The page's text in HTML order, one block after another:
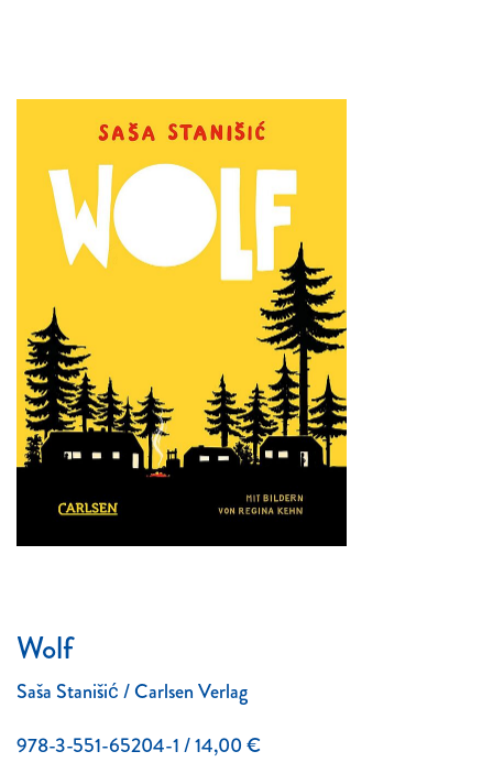
Wolf
Saša Stanišić / Carlsen Verlag
978-3-551-65204-1 / 14,00 €